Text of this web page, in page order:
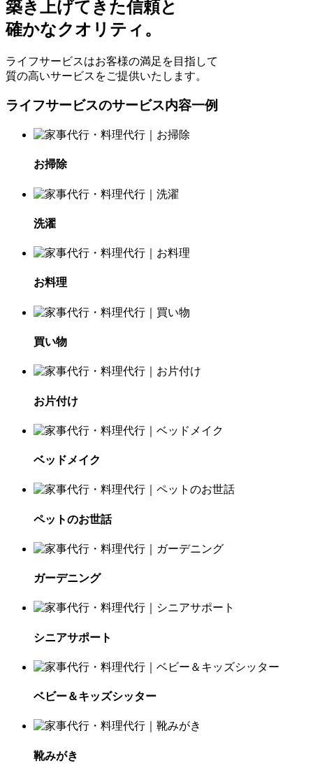
築き上げてきた信頼と
確かなクオリティ。
ライフサービスはお客様の満足を目指して
質の高いサービスをご提供いたします。
ライフサービスのサービス内容一例
お掃除
洗濯
お料理
買い物
お片付け
ベッドメイク
ペットのお世話
ガーデニング
シニアサポート
ベビー＆キッズシッター
靴みがき